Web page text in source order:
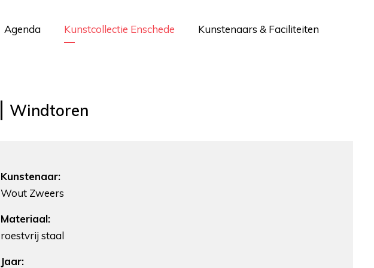
Agenda Kunstcollectie Enschede Kunstenaars & Faciliteiten
Windtoren
Kunstenaar:
Wout Zweers
Materiaal:
roestvrij staal
Jaar: